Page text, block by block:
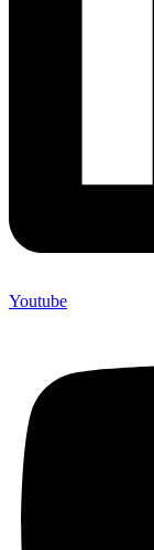
Youtube